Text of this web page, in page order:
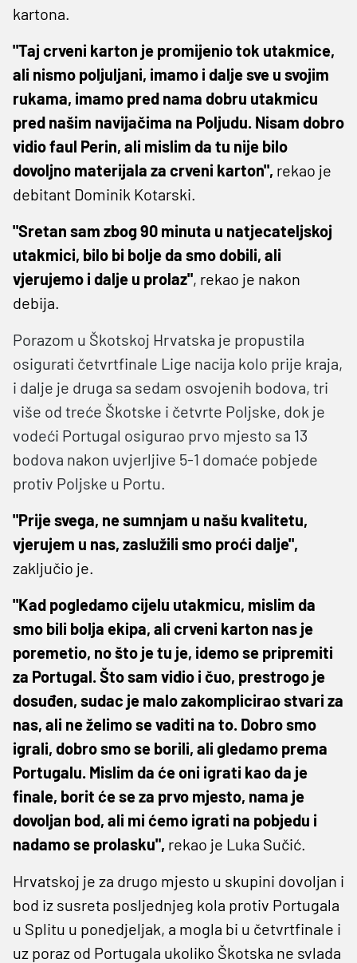
kartona.
"Taj crveni karton je promijenio tok utakmice,
ali nismo poljuljani, imamo i dalje sve u svojim
rukama, imamo pred nama dobru utakmicu
pred našim navijačima na Poljudu. Nisam dobro
vidio faul Perin, ali mislim da tu nije bilo
dovoljno materijala za crveni karton", rekao je
debitant Dominik Kotarski.
"Sretan sam zbog 90 minuta u natjecateljskoj
utakmici, bilo bi bolje da smo dobili, ali
vjerujemo i dalje u prolaz", rekao je nakon
debija.
Porazom u Škotskoj Hrvatska je propustila
osigurati četvrtfinale Lige nacija kolo prije kraja,
i dalje je druga sa sedam osvojenih bodova, tri
više od treće Škotske i četvrte Poljske, dok je
vodeći Portugal osigurao prvo mjesto sa 13
bodova nakon uvjerljive 5-1 domaće pobjede
protiv Poljske u Portu.
"Prije svega, ne sumnjam u našu kvalitetu,
vjerujem u nas, zaslužili smo proći dalje",
zaključio je.
"Kad pogledamo cijelu utakmicu, mislim da
smo bili bolja ekipa, ali crveni karton nas je
poremetio, no što je tu je, idemo se pripremiti
za Portugal. Što sam vidio i čuo, prestrogo je
dosuđen, sudac je malo zakomplicirao stvari za
nas, ali ne želimo se vaditi na to. Dobro smo
igrali, dobro smo se borili, ali gledamo prema
Portugalu. Mislim da će oni igrati kao da je
finale, borit će se za prvo mjesto, nama je
dovoljan bod, ali mi ćemo igrati na pobjedu i
nadamo se prolasku", rekao je Luka Sučić.
Hrvatskoj je za drugo mjesto u skupini dovoljan i
bod iz susreta posljednjeg kola protiv Portugala
u Splitu u ponedjeljak, a mogla bi u četvrtfinale i
uz poraz od Portugala ukoliko Škotska ne svlada